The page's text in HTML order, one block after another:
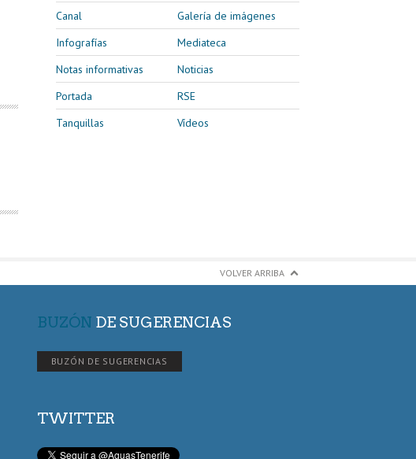
Canal
Galería de imágenes
Infografías
Mediateca
Notas informativas
Noticias
Portada
RSE
Tanquillas
Vídeos
VOLVER ARRIBA
BUZÓN DE SUGERENCIAS
BUZÓN DE SUGERENCIAS
TWITTER